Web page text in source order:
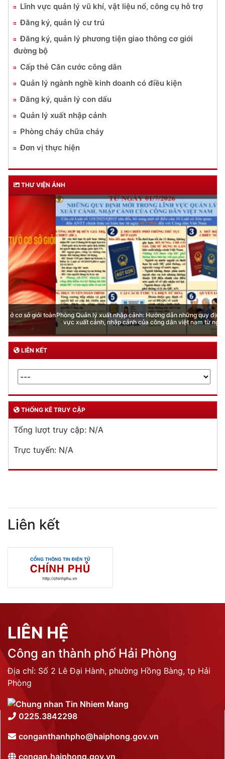
Lĩnh vực quản lý vũ khí, vật liệu nổ, công cụ hỗ trợ
Đăng ký, quản lý cư trú
Đăng ký, quản lý phương tiện giao thông cơ giới
đường bộ
Cấp thẻ Căn cước công dân
Quản lý ngành nghề kinh doanh có điều kiện
Đăng ký, quản lý con dấu
Quản lý xuất nhập cảnh
Phòng cháy chữa cháy
Đơn vị thực hiện
THƯ VIỆN ẢNH
Phòng Quản lý xuất nhập cảnh: Hướng dẫn những quy định mới trong lĩnh
vực xuất cảnh, nhập cảnh của công dân việt nam từ ngày 01/7/2026
LIÊN KẾT
THỐNG KÊ TRUY CẬP
Tổng lượt truy cập: N/A
Trực tuyến: N/A
Liên kết
LIÊN HỆ
Công an thành phố Hải Phòng
Địa chỉ: Số 2 Lê Đại Hành, phường Hồng Bàng, tp Hải
Phòng
0225.3842298
conganthanhpho@haiphong.gov.vn
congan.haiphong.gov.vn